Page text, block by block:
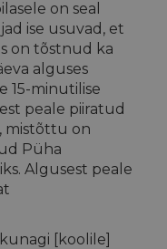
on seal
ise usuvad, et
on tõstnud ka
alguses
15-minutilise
peale piiratud
mistõttu on
Püha
Algusest peale
[koolile]